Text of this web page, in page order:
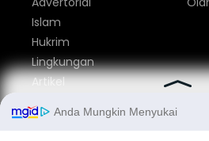
Islam
Hukrim
Lingkungan
Artikel
Parlemen
Nasional